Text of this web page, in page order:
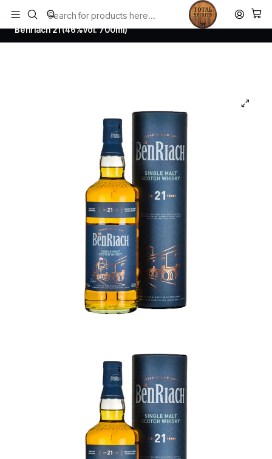
Todos los productos estan en stock. Despachamos a todo Chile.
Home Whisky
Scotch Whisky Speyside
Benriach 21 (46%vol. 700ml)